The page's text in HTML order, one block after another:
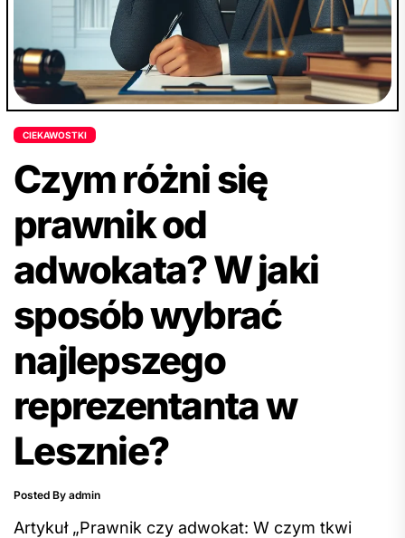
CIEKAWOSTKI
Czym różni się
prawnik od
adwokata? W jaki
sposób wybrać
najlepszego
reprezentanta w
Lesznie?
Posted By admin
Artykuł „Prawnik czy adwokat: W czym tkwi